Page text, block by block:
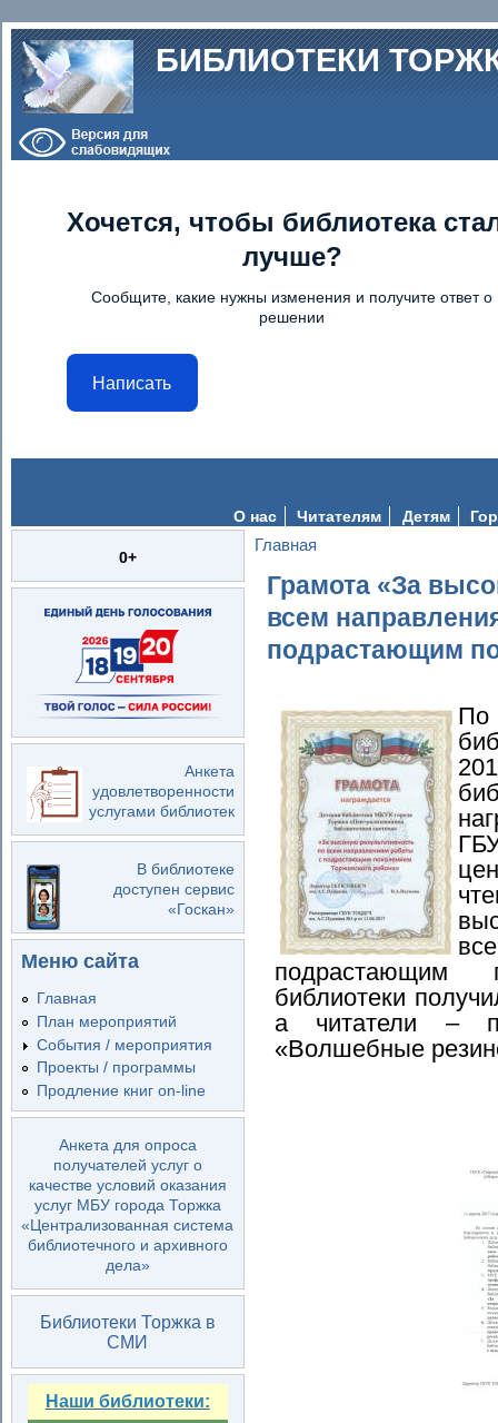
Перейти к основному содержанию
БИБЛИОТЕКИ
Хочется, чтобы библиотека
лучше?
Сообщите, какие нужны изменения и получите ответ о
решении
Написать
О нас Читателям Детям
0+
Анкета
удовлетворенности
услугами библиотек
В библиотеке
доступен сервис
«Госкан»
Меню сайта
Главная
План мероприятий
События / мероприятия
Проекты / программы
Продление книг on-line
Анкета для опроса
получателей услуг о
качестве условий оказания
услуг МБУ города Торжка
«Централизованная система
библиотечного и архивного
дела»
Библиотеки Торжка в
СМИ
Наши библиотеки:
Вы здесь
Главная
Грамота «За
всем
подрастающим
По
подрастающим
библиотеки
а читатели –
«Волшебные